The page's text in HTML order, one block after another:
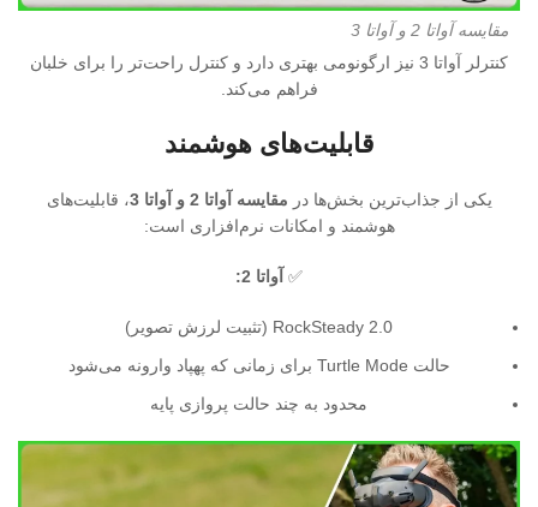
مقایسه آواتا 2 و آواتا 3
کنترلر آواتا 3 نیز ارگونومی بهتری دارد و کنترل راحت‌تر را برای خلبان
فراهم می‌کند.
قابلیت‌های هوشمند
یکی از جذاب‌ترین بخش‌ها در مقایسه آواتا 2 و آواتا 3
، قابلیت‌های
هوشمند و امکانات نرم‌افزاری است:
✅ آواتا 2:
RockSteady 2.0 (تثبیت لرزش تصویر)
حالت Turtle Mode برای زمانی که پهپاد وارونه می‌شود
محدود به چند حالت پروازی پایه